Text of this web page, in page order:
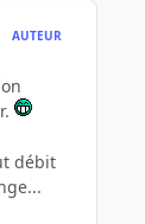
AUTEUR
débit